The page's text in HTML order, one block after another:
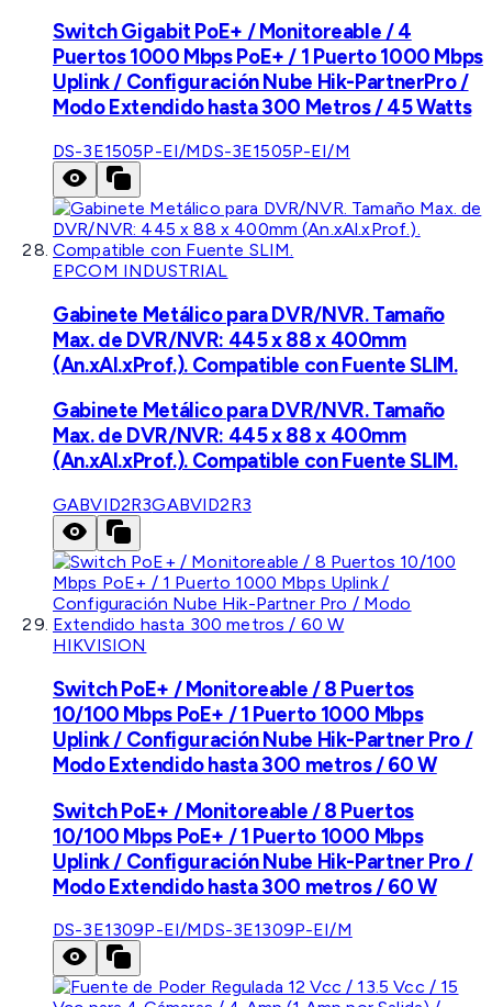
Switch Gigabit PoE+ / Monitoreable / 4
Puertos 1000 Mbps PoE+ / 1 Puerto 1000 Mbps
Uplink / Configuración Nube Hik-PartnerPro /
Modo Extendido hasta 300 Metros / 45 Watts
DS-3E1505P-EI/MDS-3E1505P-EI/M
EPCOM INDUSTRIAL
Gabinete Metálico para DVR/NVR. Tamaño
Max. de DVR/NVR: 445 x 88 x 400mm
(An.xAl.xProf.). Compatible con Fuente SLIM.
Gabinete Metálico para DVR/NVR. Tamaño
Max. de DVR/NVR: 445 x 88 x 400mm
(An.xAl.xProf.). Compatible con Fuente SLIM.
GABVID2R3GABVID2R3
HIKVISION
Switch PoE+ / Monitoreable / 8 Puertos
10/100 Mbps PoE+ / 1 Puerto 1000 Mbps
Uplink / Configuración Nube Hik-Partner Pro /
Modo Extendido hasta 300 metros / 60 W
Switch PoE+ / Monitoreable / 8 Puertos
10/100 Mbps PoE+ / 1 Puerto 1000 Mbps
Uplink / Configuración Nube Hik-Partner Pro /
Modo Extendido hasta 300 metros / 60 W
DS-3E1309P-EI/MDS-3E1309P-EI/M